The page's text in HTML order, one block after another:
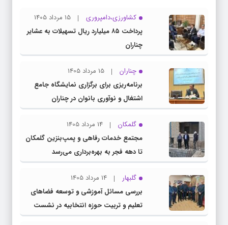
کشاورزی،دامپروری
15 مرداد 1405
پرداخت ۸۵ میلیارد ریال تسهیلات به عشایر
چناران
چناران
15 مرداد 1405
برنامه‌ریزی برای برگزاری نمایشگاه جامع
اشتغال و نوآوری بانوان در چناران
گلمکان
14 مرداد 1405
مجتمع خدمات رفاهی و پمپ‌بنزین گلمکان
تا دهه فجر به بهره‌برداری می‌رسد
گلبهار
14 مرداد 1405
بررسی مسائل آموزشی و توسعه فضاهای
تعلیم و تربیت حوزه انتخابیه در نشست
مشترک عضو کمیسیون آموزش مجلس با